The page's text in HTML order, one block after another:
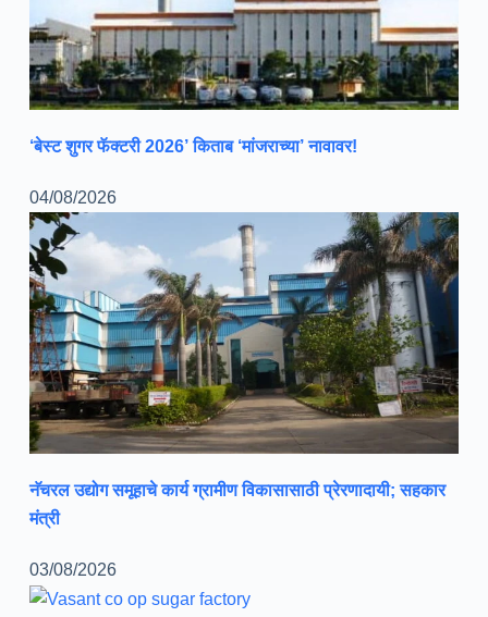
‘बेस्ट शुगर फॅक्टरी 2026’ किताब ‘मांजराच्या’ नावावर!
04/08/2026
नॅचरल उद्योग समूहाचे कार्य ग्रामीण विकासासाठी प्रेरणादायी; सहकार
मंत्री
03/08/2026